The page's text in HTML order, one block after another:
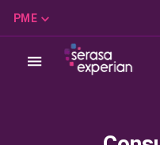
PME